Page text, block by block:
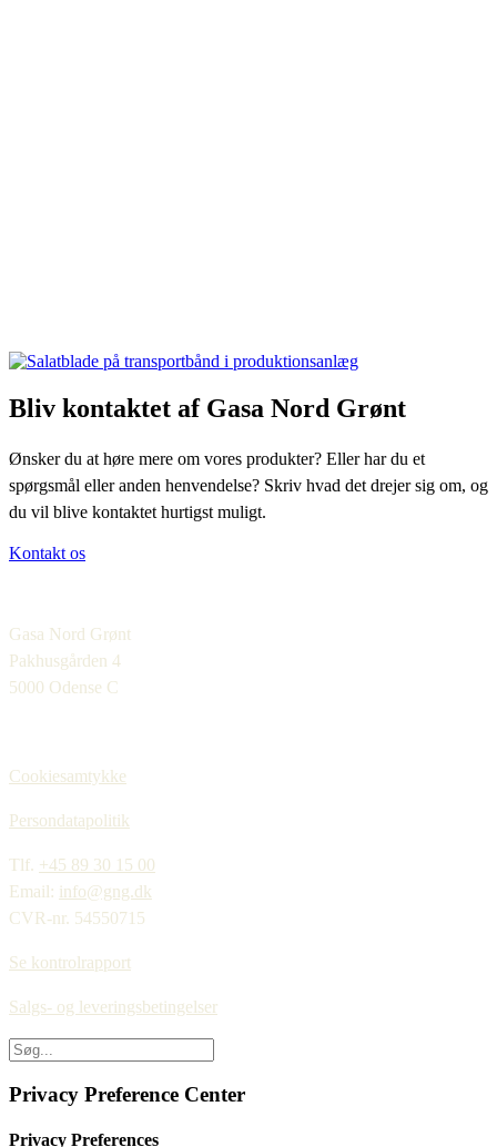
Bliv kontaktet af Gasa Nord Grønt
Ønsker du at høre mere om vores produkter? Eller har du et
spørgsmål eller anden henvendelse? Skriv hvad det drejer sig om, og
du vil blive kontaktet hurtigst muligt.
Kontakt os
Gasa Nord Grønt
Pakhusgården 4
5000 Odense C
Cookiesamtykke
Persondatapolitik
Tlf. +45 89 30 15 00
Email: info@gng.dk
CVR-nr. 54550715
Se kontrolrapport
Salgs- og leveringsbetingelser
Privacy Preference Center
Privacy Preferences